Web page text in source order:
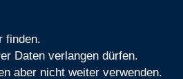
Daten verlangen dürfen.
aber nicht weiter verwenden.